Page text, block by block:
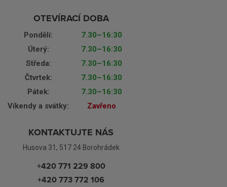
OTEVÍRACÍ DOBA
Pondělí:
7.30–16:30
Úterý:
7.30–16:30
Středa:
7.30–16:30
Čtvrtek:
7.30–16:30
Pátek:
7.30–16:30
Víkendy a svátky:
Zavřeno
KONTAKTUJTE NÁS
Husova 31, 517 24 Borohrádek
+420 771 229 800
+420 773 772 106